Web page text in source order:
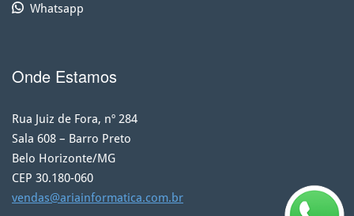
Whatsapp
Onde Estamos
Rua Juiz de Fora, nº 284
Sala 608 – Barro Preto
Belo Horizonte/MG
CEP 30.180-060
vendas@ariainformatica.com.br